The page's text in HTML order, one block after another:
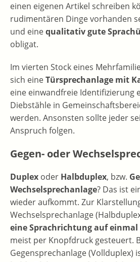
einen eigenen Artikel schreiben
rudimentären Dinge vorhanden
und einequalitativ gute
obligat.
Im vierten Stock eines
sich eineTürsprechanlage mit
eine einwandfreie Identifizierung
Diebstähle in
werden. Ansonsten sollte jeder
Anspruch folgen.
Gegen- oder
Duplex oder Halbduplex, bzw.
Wechselsprechanlage? Das ist
wieder aufkommt. Zur
Wechselsprechanlage
eine Sprachrichtung auf einmal
meist per Knopfdruck gesteuert.
Gegensprechanlage (Vollduplex)